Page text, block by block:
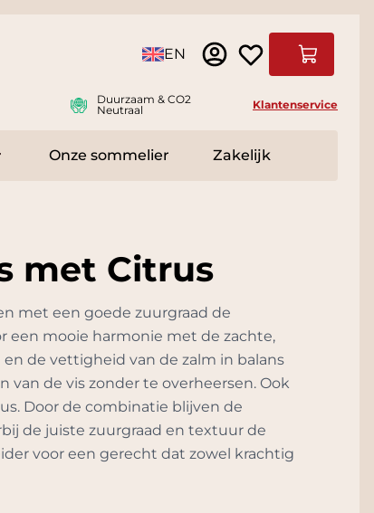
Taal EN
Duurzaam & CO2
Neutraal
Klantenservice
submenu for Accessoires
Onze sommelier Zakelijk
met Citrus
met een goede zuurgraad de
een mooie harmonie met de zachte,
de vettigheid van de zalm in balans
de vis zonder te overheersen. Ook
Door de combinatie blijven de
de juiste zuurgraad en textuur de
voor een gerecht dat zowel krachtig